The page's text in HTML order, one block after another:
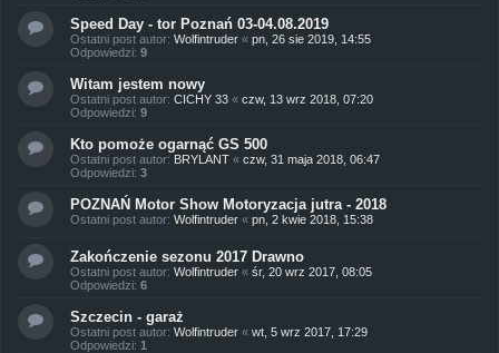
Speed Day - tor Poznań 03-04.08.2019
Ostatni post autor: Wolfintruder « pn, 26 sie 2019, 14:55
Odpowiedzi: 9
Witam jestem nowy
Ostatni post autor: CICHY 33 « czw, 13 wrz 2018, 07:20
Odpowiedzi: 9
Kto pomoże ogarnąć GS 500
Ostatni post autor: BRYLANT « czw, 31 maja 2018, 06:47
Odpowiedzi: 3
POZNAŃ Motor Show Motoryzacja jutra - 2018
Ostatni post autor: Wolfintruder « pn, 2 kwie 2018, 15:38
Zakończenie sezonu 2017 Drawno
Ostatni post autor: Wolfintruder « śr, 20 wrz 2017, 08:05
Odpowiedzi: 6
Szczecin - garaż
Ostatni post autor: Wolfintruder « wt, 5 wrz 2017, 17:29
Odpowiedzi: 1